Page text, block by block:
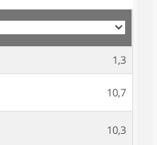
1,3
10,7
10,3